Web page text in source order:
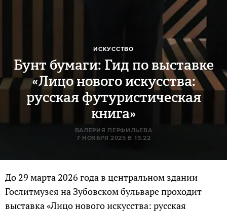
ИСКУССТВО
Бунт бумаги: Гид по выставке
«Лицо нового искусства:
русская футуристическая
книга»
ВАЛЕРИЯ ПЕРФИЛЬЕВА
7 НОЯБРЯ 2025 В 13:22
До 29 марта 2026 года в центральном здании
Гослитмузея на Зубовском бульваре проходит
выставка «Лицо нового искусства: русская